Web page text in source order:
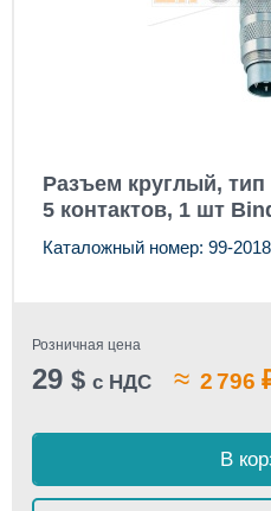
Разъем круглый, тип
5 контактов, 1 шт
Каталожный номер: 99-
Розничная цена
29 $ с НДС ≈ 2 796
В